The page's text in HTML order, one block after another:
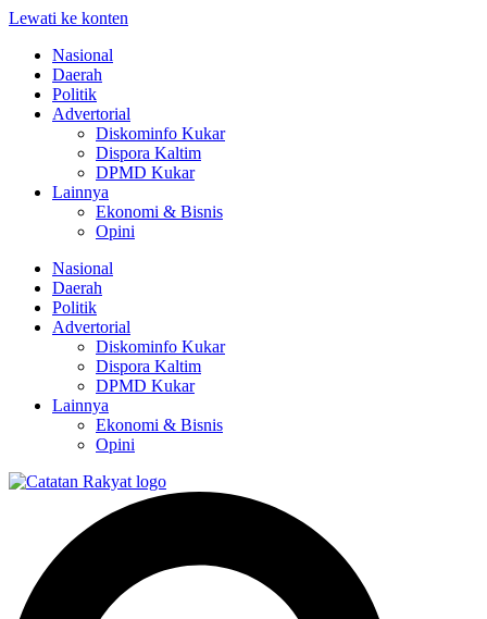
Lewati ke konten
Nasional
Daerah
Politik
Advertorial
Diskominfo Kukar
Dispora Kaltim
DPMD Kukar
Lainnya
Ekonomi & Bisnis
Opini
Nasional
Daerah
Politik
Advertorial
Diskominfo Kukar
Dispora Kaltim
DPMD Kukar
Lainnya
Ekonomi & Bisnis
Opini